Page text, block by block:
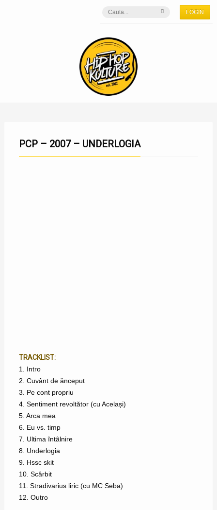
LOGIN
PCP – 2007 – UNDERLOGIA
TRACKLIST:
1. Intro
2. Cuvânt de ănceput
3. Pe cont propriu
4. Sentiment revoltător (cu Același)
5. Arca mea
6. Eu vs. timp
7. Ultima întâlnire
8. Underlogia
9. Hssc skit
10. Scârbit
11. Stradivarius liric (cu MC Seba)
12. Outro